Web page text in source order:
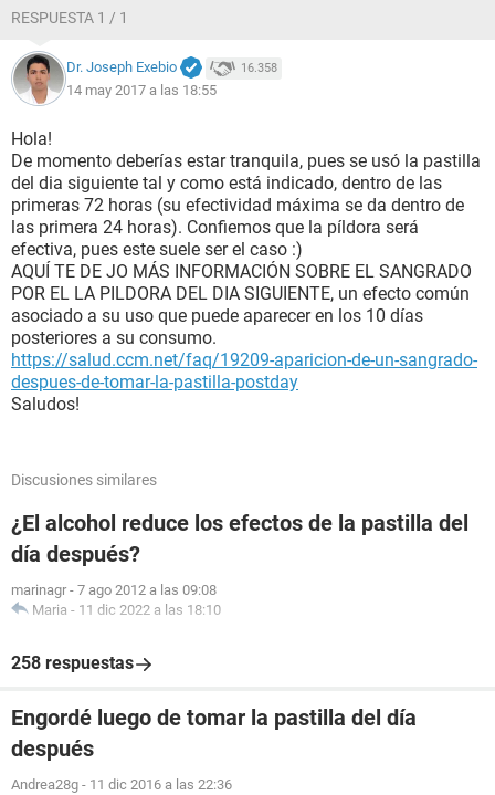
RESPUESTA 1 / 1
Dr. Joseph Exebio 16.358
14 may 2017 a las 18:55
Hola!
De momento deberías estar tranquila, pues se usó la pastilla
del dia siguiente tal y como está indicado, dentro de las
primeras 72 horas (su efectividad máxima se da dentro de
las primera 24 horas). Confiemos que la píldora será
efectiva, pues este suele ser el caso :)
AQUÍ TE DE JO MÁS INFORMACIÓN SOBRE EL SANGRADO
POR EL LA PILDORA DEL DIA SIGUIENTE, un efecto común
asociado a su uso que puede aparecer en los 10 días
posteriores a su consumo.
https://salud.ccm.net/faq/19209-aparicion-de-un-sangrado-
despues-de-tomar-la-pastilla-postday
Saludos!
Discusiones similares
¿El alcohol reduce los efectos de la pastilla del
día después?
marinagr - 7 ago 2012 a las 09:08
Maria - 11 dic 2022 a las 18:10
258 respuestas
Engordé luego de tomar la pastilla del día
después
Andrea28g - 11 dic 2016 a las 22:36